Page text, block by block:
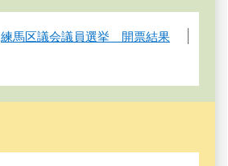
練馬区議会議員選挙 開票結果